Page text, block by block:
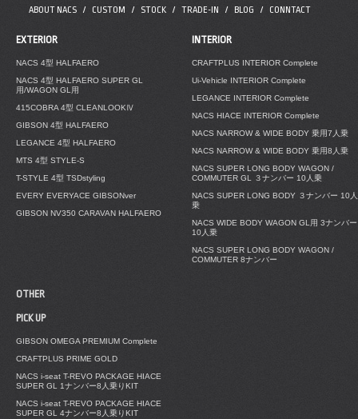
ABOUT NACS CUSTOM STOCK TRADE-IN BLOG CONNTACT
EXTERIOR
NACS 4型 HALFAERO
NACS 4型 HALFAERO SUPER GL
用/WAGON GL用
415COBRA 4型 CLEANLOOKⅣ
GIBSON 4型 HALFAERO
LEGANCE 4型 HALFAERO
MTS 4型 STYLE-S
T-STYLE 4型 TSDstyling
EVERY EVERYACE GIBSONver
GIBSON NV350 CARAVAN HALFAERO
INTERIOR
CRAFTPLUS INTERIOR Complete
Ui-Vehicle INTERIOR Complete
LEGANCE INTERIOR Complete
NACS HIACE INTERIOR Complete
NACS NARROW & WIDE BODY 乗用7人乗
NACS NARROW & WIDE BODY 乗用8人乗
NACS SUPER LONG BODY WAGON /
COMMUTER GL ３ナンバー 10人乗
NACS SUPER LONG BODY ３ナンバー 10人
乗
NACS WIDE BODY WAGON GL用 3ナンバー
10人乗
NACS SUPER LONG BODY WAGON /
COMMUTER 8ナンバー
OTHER
PICK UP
GIBSON OMEGA PREMIUM Complete
CRAFTPLUS PRIME GOLD
NACS i-seat T-REVO PACKAGE HIACE
SUPER GL 1ナンバー8人乗りKIT
NACS i-seat T-REVO PACKAGE HIACE
SUPER GL 4ナンバー8人乗りKIT